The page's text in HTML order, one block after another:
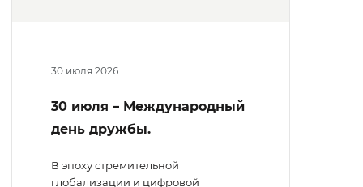
30 июля 2026
30 июля – Международный
день дружбы.
В эпоху стремительной
глобализации и цифровой